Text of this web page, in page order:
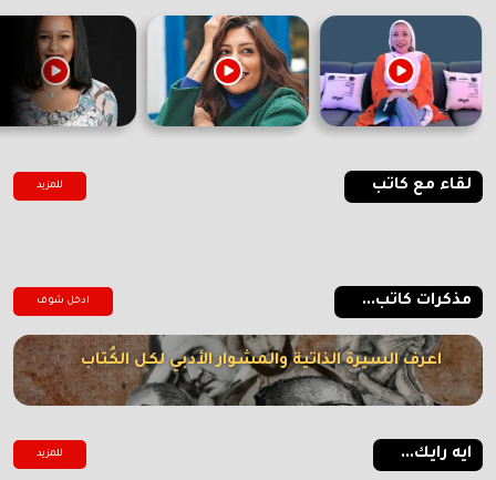
لقاء مع كاتب للمزيد
مذكرات كاتب... ادخل شوف
اعرف السيرة الذاتية والمشوار الأدبي لكل الكُتاب
ايه رايك... للمزيد